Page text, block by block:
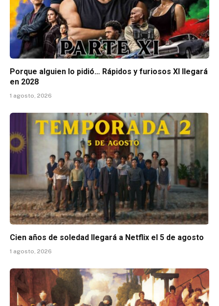
Porque alguien lo pidió… Rápidos y furiosos XI llegará
en 2028
1 agosto, 2026
Cien años de soledad llegará a Netflix el 5 de agosto
1 agosto, 2026